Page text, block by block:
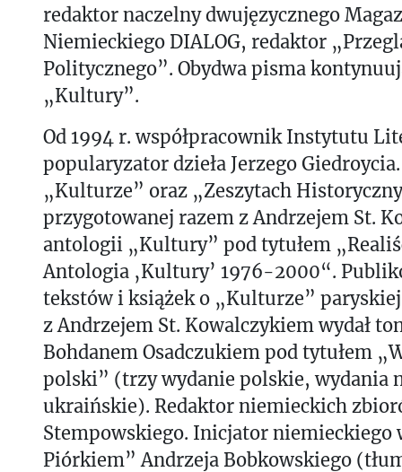
redaktor naczelny dwujęzycznego
Niemieckiego DIALOG, redaktor
Politycznego”. Obydwa pisma
„Kultury”.
Od 1994 r. współpracownik Instytutu
popularyzator dzieła Jerzego
„Kulturze” oraz „Zeszytach
przygotowanej razem z Andrzejem St.
antologii „Kultury” pod tytułem
Antologia ‚Kultury’ 1976-2000“.
tekstów i książek o „Kulturze”
z Andrzejem St. Kowalczykiem wydał
Bohdanem Osadczukiem pod tytułem
polski” (trzy wydanie polskie, wydania
ukraińskie). Redaktor niemieckich
Stempowskiego. Inicjator niemieckiego
Piórkiem” Andrzeja Bobkowskiego